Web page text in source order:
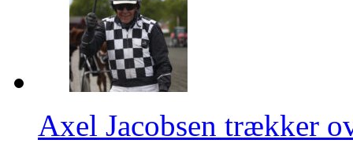
Axel Jacobsen trækker